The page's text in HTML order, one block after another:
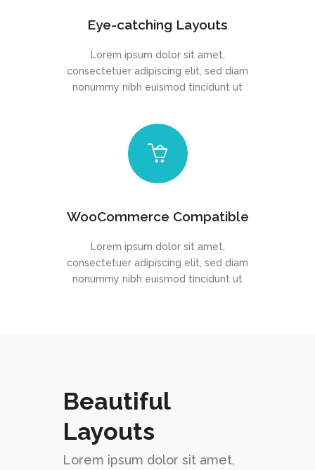
Eye-catching Layouts
Lorem ipsum dolor sit amet,
consectetuer adipiscing elit, sed diam
nonummy nibh euismod tincidunt ut
WooCommerce Compatible
Lorem ipsum dolor sit amet,
consectetuer adipiscing elit, sed diam
nonummy nibh euismod tincidunt ut
Beautiful
Layouts
Lorem ipsum dolor sit amet,